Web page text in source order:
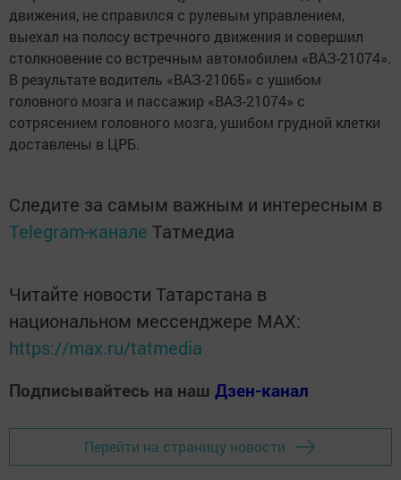
движения, не справился с рулевым управлением,
выехал на полосу встречного движения и совершил
столкновение со встречным автомобилем «ВАЗ-21074».
В результате водитель «ВАЗ-21065» с ушибом
головного мозга и пассажир «ВАЗ-21074» с
сотрясением головного мозга, ушибом грудной клетки
доставлены в ЦРБ.
Следите за самым важным и интересным в
Telegram-канале Татмедиа
Читайте новости Татарстана в
национальном мессенджере MАХ:
https://max.ru/tatmedia
Подписывайтесь на наш Дзен-канал
Перейти на страницу новости